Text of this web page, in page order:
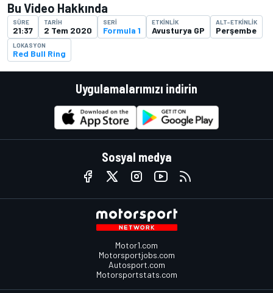
Bu Video Hakkında
SÜRE
21:37
TARIH
2 Tem 2020
SERI
Formula 1
ETKINLIK
Avusturya GP
ALT-ETKINLIK
Perşembe
LOKASYON
Red Bull Ring
Uygulamalarımızı indirin
Sosyal medya
Motor1.com
Motorsportjobs.com
Autosport.com
Motorsportstats.com